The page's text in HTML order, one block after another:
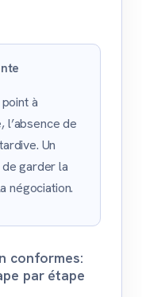
à
l’absence de
Un
garder la
négociation.
conformes:
par étape